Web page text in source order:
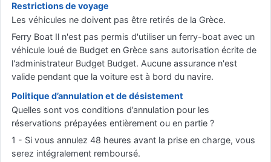
Restrictions de voyage
Les véhicules ne doivent pas être retirés de la Grèce.
Ferry Boat Il n'est pas permis d'utiliser un ferry-boat avec un
véhicule loué de Budget en Grèce sans autorisation écrite de
l'administrateur Budget Budget. Aucune assurance n'est
valide pendant que la voiture est à bord du navire.
Politique d’annulation et de désistement
Quelles sont vos conditions d’annulation pour les
réservations prépayées entièrement ou en partie ?
1 - Si vous annulez 48 heures avant la prise en charge, vous
serez intégralement remboursé.